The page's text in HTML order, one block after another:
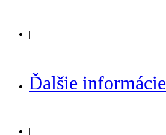
|
Ďalšie informácie
|